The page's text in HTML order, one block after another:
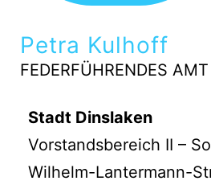
Petra Kulhoff
FEDERFÜHRENDES AMT
Stadt Dinslaken
Vorstandsbereich II –
Wilhelm-Lantermann-